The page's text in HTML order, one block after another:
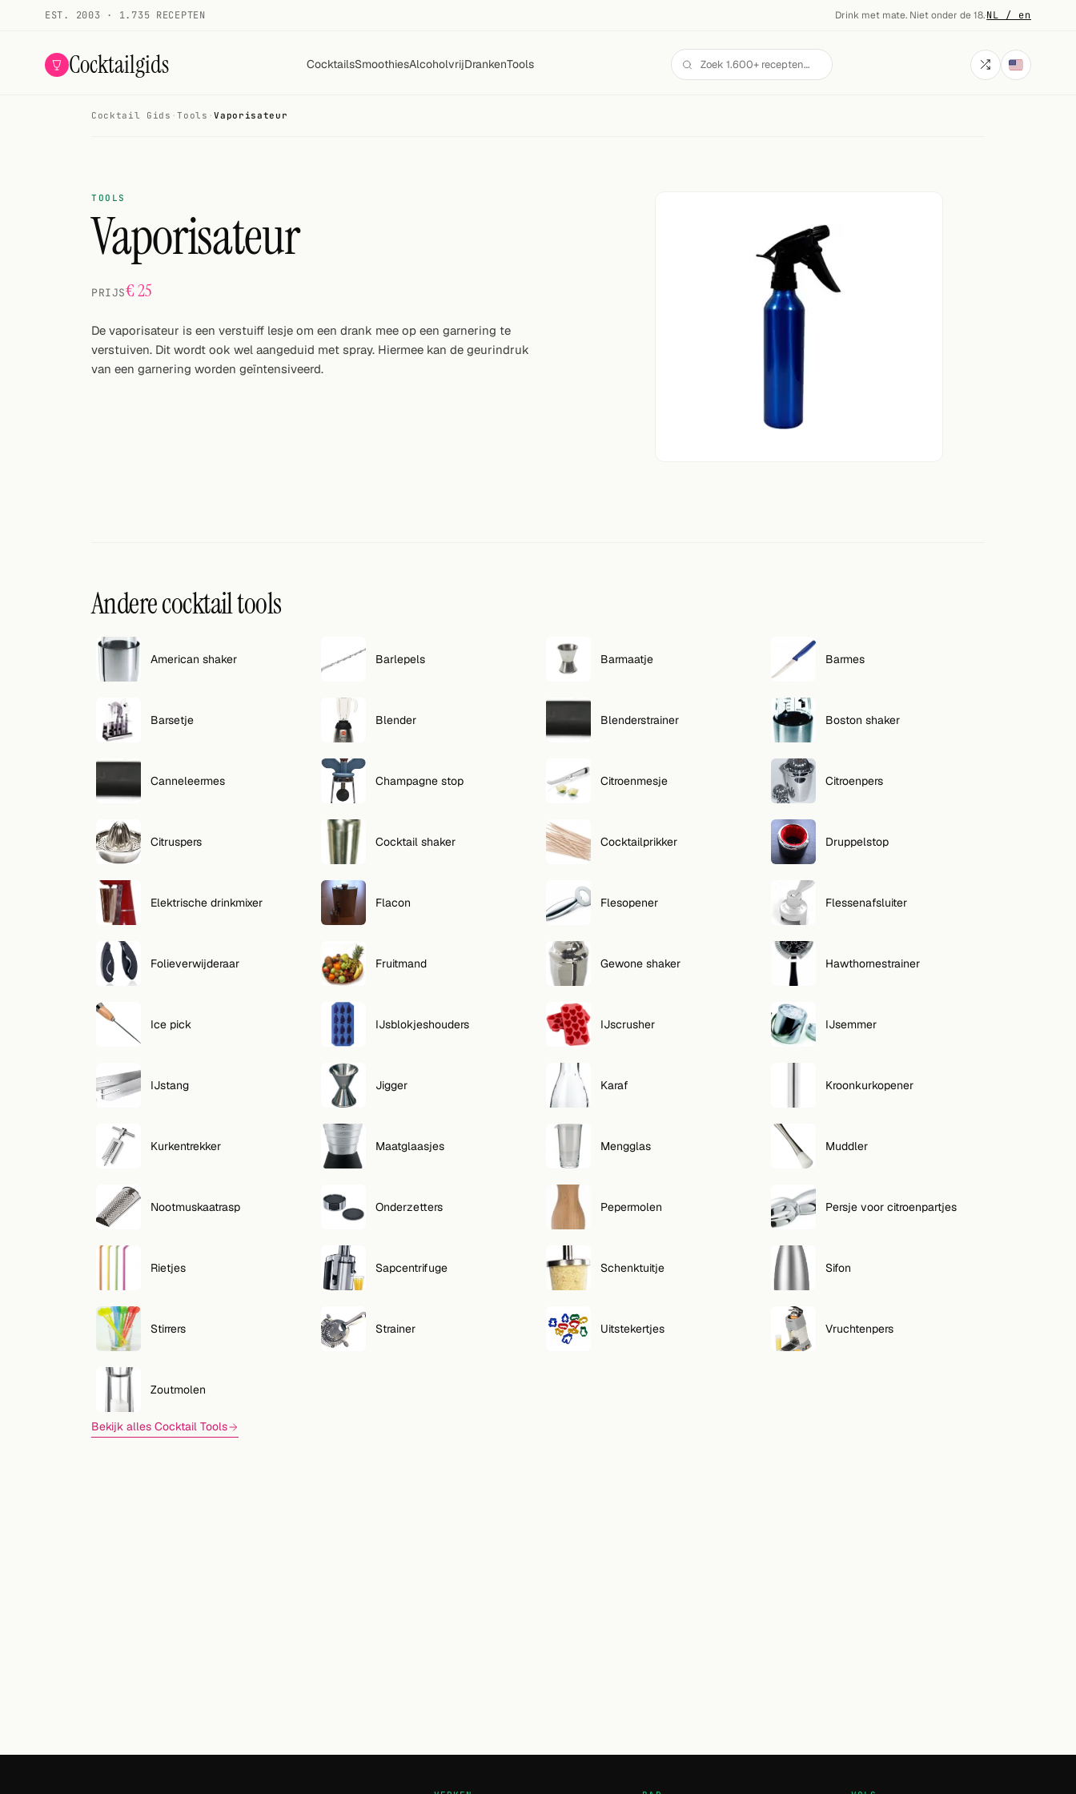
EST. 2003 · 1.735 RECEPTEN Drink met mate. Niet onder de 18.·NL / en
Cocktailgids CocktailsSmoothiesAlcoholvrijDrankenTools
Willekeurig drankje
Cocktail Gids ·Tools ·Vaporisateur
TOOLS
Vaporisateur
PRIJS€ 25
De vaporisateur is een verstuiff lesje om een drank mee op een garnering te
verstuiven. Dit wordt ook wel aangeduid met spray. Hiermee kan de geurindruk
van een garnering worden geïntensiveerd.
Andere cocktail tools
American shaker Barlepels Barmaatje Barmes
Barsetje Blender Blenderstrainer Boston shaker
Canneleermes Champagne stop Citroenmesje Citroenpers
Citruspers Cocktail shaker Cocktailprikker Druppelstop
Elektrische drinkmixer Flacon Flesopener Flessenafsluiter
Folieverwijderaar Fruitmand Gewone shaker Hawthornestrainer
Ice pick IJsblokjeshouders IJscrusher IJsemmer
IJstang Jigger Karaf Kroonkurkopener
Kurkentrekker Maatglaasjes Mengglas Muddler
Nootmuskaatrasp Onderzetters Pepermolen Persje voor citroenpartjes
Rietjes Sapcentrifuge Schenktuitje Sifon
Stirrers Strainer Uitstekertjes Vruchtenpers
Zoutmolen
Bekijk alles Cocktail Tools